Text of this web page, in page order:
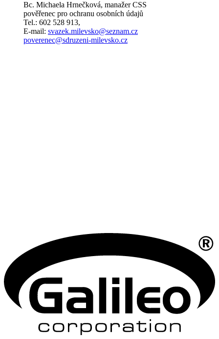
Bc. Michaela Hrnečková, manažer CSS
pověřenec pro ochranu osobních údajů
Tel.: 602 528 913,
E-mail: svazek.milevsko@seznam.cz
poverenec@sdruzeni-milevsko.cz